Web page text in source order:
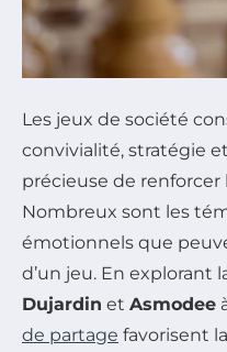
Les jeux de société
convivialité, stratégie
précieuse de renforcer
Nombreux sont les
émotionnels que
d’un jeu. En explorant
Dujardin et Asmodee
de partage favorisent